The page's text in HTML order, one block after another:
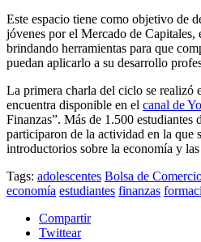
Este espacio tiene como objetivo de
jóvenes por el Mercado de
brindando herramientas para que
puedan aplicarlo a su desarrollo
La primera charla del ciclo se realizó
encuentra disponible en el canal de
Finanzas”. Más de 1.500 estudiantes
participaron de la actividad en la que
introductorios sobre la economía y
Tags: adolescentes Bolsa de
economía estudiantes finanzas
Compartir
Twittear